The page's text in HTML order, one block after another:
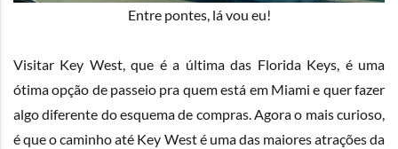
Entre pontes, lá vou eu!
Visitar Key West, que é a última das Florida Keys, é uma
ótima opção de passeio pra quem está em Miami e quer fazer
algo diferente do esquema de compras. Agora o mais curioso,
é que o caminho até Key West é uma das maiores atrações da